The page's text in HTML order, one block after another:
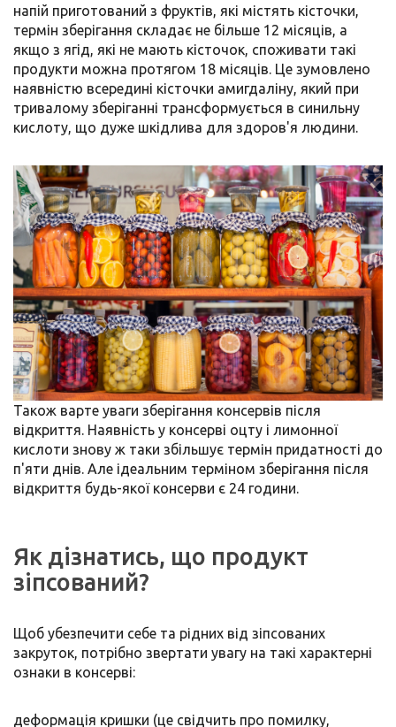
напій приготований з фруктів, які містять кісточки,
термін зберігання складає не більше 12 місяців, а
якщо з ягід, які не мають кісточок, споживати такі
продукти можна протягом 18 місяців. Це зумовлено
наявністю всередині кісточки амигдаліну, який при
тривалому зберіганні трансформується в синильну
кислоту, що дуже шкідлива для здоров'я людини.
Також варте уваги зберігання консервів після
відкриття. Наявність у консерві оцту і лимонної
кислоти знову ж таки збільшує термін придатності до
п'яти днів. Але ідеальним терміном зберігання після
відкриття будь-якої консерви є 24 години.
Як дізнатись, що продукт
зіпсований?
Щоб убезпечити себе та рідних від зіпсованих
закруток, потрібно звертати увагу на такі характерні
ознаки в консерві:
деформація кришки (це свідчить про помилку,